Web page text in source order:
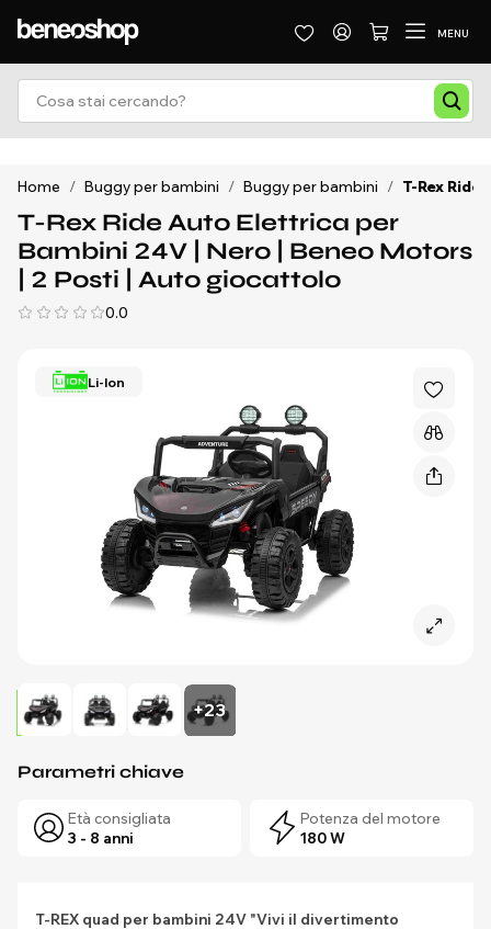
MENU
Home / Buggy per bambini / Buggy per bambini / T-Rex
T-Rex Ride Auto Elettrica per
Bambini 24V | Nero | Beneo Motors
| 2 Posti | Auto giocattolo
0.0
Li-Ion
+23
Parametri chiave
Età consigliata
3 - 8 anni
Potenza del motore
180 W
T-REX quad per bambini 24V "Vivi il divertimento